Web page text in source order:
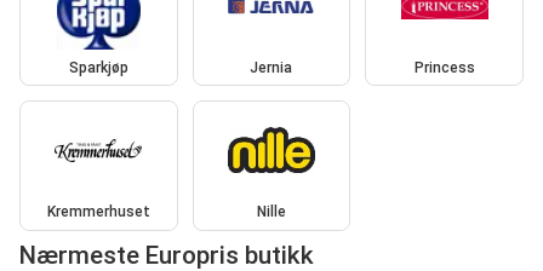
Sparkjøp Jernia Princess
Kremmerhuset Nille
Nærmeste Europris butikk